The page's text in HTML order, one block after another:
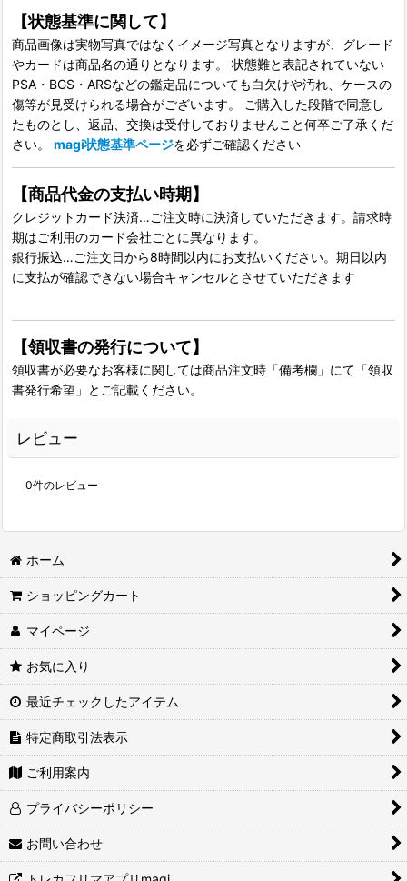
【状態基準に関して】
商品画像は実物写真ではなくイメージ写真となりますが、グレード
やカードは商品名の通りとなります。 状態難と表記されていない
PSA・BGS・ARSなどの鑑定品についても白欠けや汚れ、ケースの
傷等が見受けられる場合がございます。 ご購入した段階で同意し
たものとし、返品、交換は受付しておりませんこと何卒ご了承くだ
さい。 magi状態基準ページを必ずご確認ください
【商品代金の支払い時期】
クレジットカード決済…ご注文時に決済していただきます。請求時
期はご利用のカード会社ごとに異なります。
銀行振込…ご注文日から8時間以内にお支払いください。期日以内
に支払が確認できない場合キャンセルとさせていただきます
【領収書の発行について】
領収書が必要なお客様に関しては商品注文時「備考欄」にて「領収
書発行希望」とご記載ください。
レビュー
0件のレビュー
ホーム
ショッピングカート
マイページ
お気に入り
最近チェックしたアイテム
特定商取引法表示
ご利用案内
プライバシーポリシー
お問い合わせ